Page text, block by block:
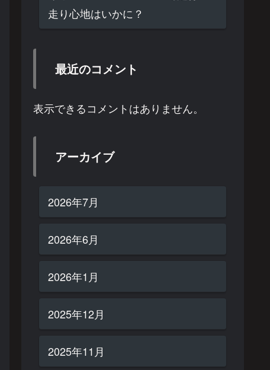
走り心地はいかに？
最近のコメント
表示できるコメントはありません。
アーカイブ
2026年7月
2026年6月
2026年1月
2025年12月
2025年11月